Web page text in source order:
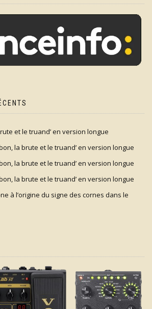
et le truand’ en version longue
bon, la brute et le truand’ en version longue
bon, la brute et le truand’ en version longue
bon, la brute et le truand’ en version longue
à l’origine du signe des cornes dans le